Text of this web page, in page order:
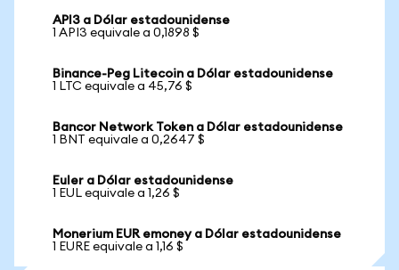
API3 a Dólar estadounidense
1 API3 equivale a 0,1898 $
Binance-Peg Litecoin a Dólar estadounidense
1 LTC equivale a 45,76 $
Bancor Network Token a Dólar estadounidense
1 BNT equivale a 0,2647 $
Euler a Dólar estadounidense
1 EUL equivale a 1,26 $
Monerium EUR emoney a Dólar estadounidense
1 EURE equivale a 1,16 $